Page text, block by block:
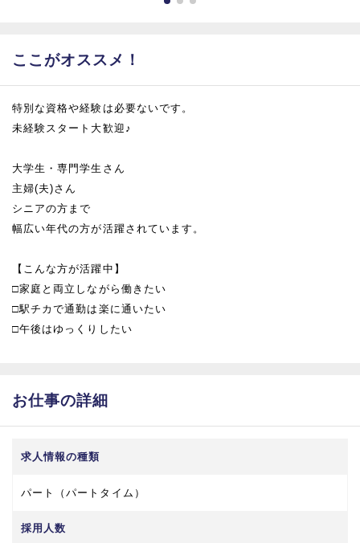
ここがオススメ！
特別な資格や経験は必要ないです。
未経験スタート大歓迎♪
大学生・専門学生さん
主婦(夫)さん
シニアの方まで
幅広い年代の方が活躍されています。
【こんな方が活躍中】
□家庭と両立しながら働きたい
□駅チカで通勤は楽に通いたい
□午後はゆっくりしたい
お仕事の詳細
求人情報の種類
パート（パートタイム）
採用人数